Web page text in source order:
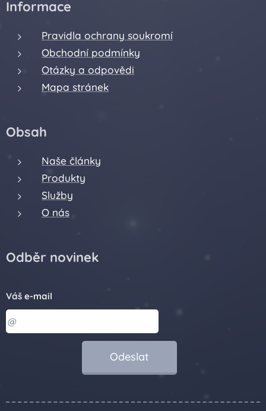
Informace
Pravidla ochrany soukromí
Obchodní podmínky
Otázky a odpovědi
Mapa stránek
Obsah
Naše články
Produkty
Služby
O nás
Odběr novinek
Váš e-mail
Odeslat